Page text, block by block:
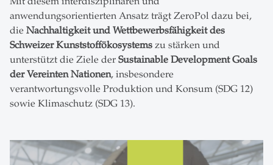
anwendungsorientierten Ansatz trägt ZeroPol dazu bei,
die Nachhaltigkeit und Wettbewerbsfähigkeit des
Schweizer Kunststoffökosystems zu stärken und
unterstützt die Ziele der Sustainable Development Goals
der Vereinten Nationen, insbesondere
verantwortungsvolle Produktion und Konsum (SDG 12)
sowie Klimaschutz (SDG 13).